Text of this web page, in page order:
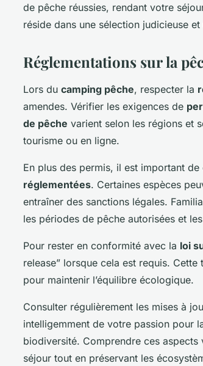
de pêche réussies, rendant votre
réside dans une sélection judicieuse
Réglementations sur la
Lors du camping pêche, respecter la
amendes. Vérifier les exigences de
de pêche varient selon les régions et
tourisme ou en ligne.
En plus des permis, il est important de
réglementées. Certaines espèces
entraîner des sanctions légales.
les périodes de pêche autorisées et
Pour rester en conformité avec la loi
release” lorsque cela est requis.
pour maintenir l’équilibre écologique.
Consulter régulièrement les mises à
intelligemment de votre passion pour
biodiversité. Comprendre ces
séjour tout en préservant les